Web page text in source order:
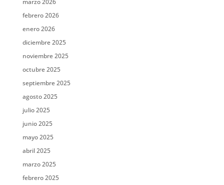
marzo 2026
febrero 2026
enero 2026
diciembre 2025
noviembre 2025
octubre 2025
septiembre 2025
agosto 2025
julio 2025
junio 2025
mayo 2025
abril 2025
marzo 2025
febrero 2025